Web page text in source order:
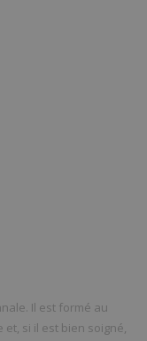
Il est formé au
et, si il est bien soigné,